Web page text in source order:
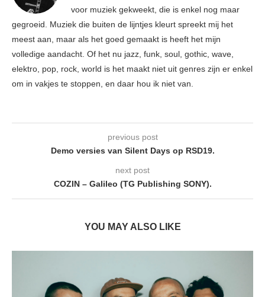
voor muziek gekweekt, die is enkel nog maar
gegroeid. Muziek die buiten de lijntjes kleurt spreekt mij het
meest aan, maar als het goed gemaakt is heeft het mijn
volledige aandacht. Of het nu jazz, funk, soul, gothic, wave,
elektro, pop, rock, world is het maakt niet uit genres zijn er enkel
om in vakjes te stoppen, en daar hou ik niet van.
previous post
Demo versies van Silent Days op RSD19.
next post
COZIN – Galileo (TG Publishing SONY).
YOU MAY ALSO LIKE